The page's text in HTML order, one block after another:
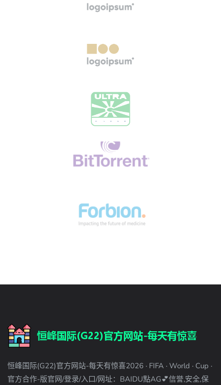
恒峰国际(G22)官方网站-每天有惊喜2026 · FIFA · World · Cup ·
官方合作-版官网/登录/入口/网址：BAIDU點AG💕信誉,安全,保